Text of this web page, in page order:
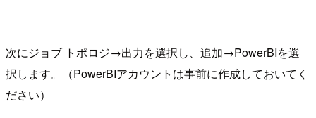
次にジョブ トポロジ→出力を選択し、追加→PowerBIを選
択します。（PowerBIアカウントは事前に作成しておいてく
ださい）